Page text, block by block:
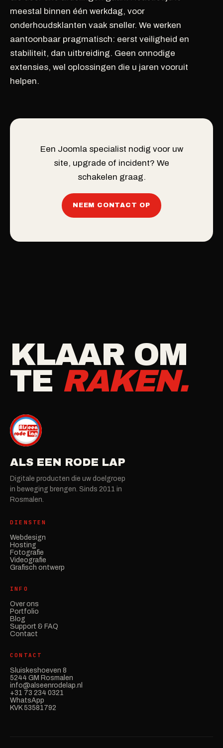
meestal binnen één werkdag, voor
onderhoudsklanten vaak sneller. We werken
aantoonbaar pragmatisch: eerst veiligheid en
stabiliteit, dan uitbreiding. Geen onnodige
extensies, wel oplossingen die u jaren vooruit
helpen.
Een Joomla specialist nodig voor uw
site, upgrade of incident? We
schakelen graag.
NEEM CONTACT OP
KLAAR OM
TE RAKEN.
ALS EEN RODE LAP
Digitale producten die uw doelgroep
in beweging brengen. Sinds 2011 in
Rosmalen.
DIENSTEN
Webdesign
Hosting
Fotografie
Videografie
Grafisch ontwerp
INFO
Over ons
Portfolio
Blog
Support & FAQ
Contact
CONTACT
Sluiskeshoeven 8
5244 GM Rosmalen
info@alseenrodelap.nl
+31 73 234 0321
WhatsApp
KVK 53581792